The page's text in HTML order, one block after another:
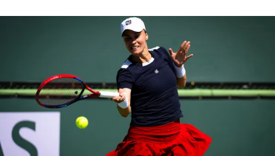
КІБЕРСПОРТ
ФУТЗАЛ
ІНШІ
БУКМЕКЕРИ